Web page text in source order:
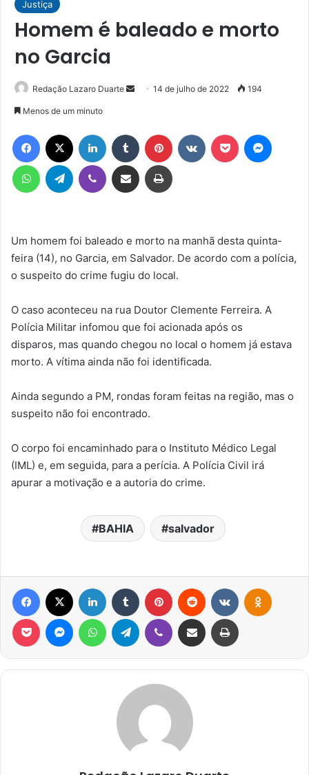
Justiça
Homem é baleado e morto
no Garcia
Redação Lazaro Duarte
Mande
mail
14 de julho de 2022 194
Menos de um minuto
Facebook Linkedin Tumblr Pinterest Pocket
WhatsAppTelegram Viber Compartilhar via e-mail Imprimir
Um homem foi baleado e morto na manhã desta quinta-
feira (14), no Garcia, em Salvador. De acordo com a polícia,
o suspeito do crime fugiu do local.
O caso aconteceu na rua Doutor Clemente Ferreira. A
Polícia Militar infomou que foi acionada após os
disparos, mas quando chegou no local o homem já estava
morto. A vítima ainda não foi identificada.
Ainda segundo a PM, rondas foram feitas na região, mas o
suspeito não foi encontrado.
O corpo foi encaminhado para o Instituto Médico Legal
(IML) e, em seguida, para a perícia. A Polícia Civil irá
apurar a motivação e a autoria do crime.
BAHIA salvador
Facebook Linkedin Tumblr Pinterest Reddit
Pocket MessengerWhatsAppTelegram Viber Compartilhar via e-mail Imprimir